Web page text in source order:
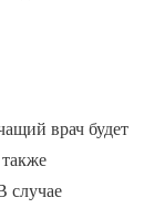
врач будет
случае